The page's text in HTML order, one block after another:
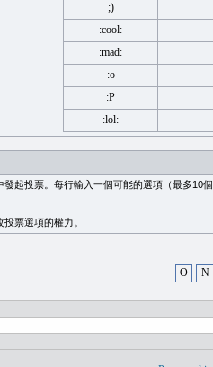
;)
:cool:
:mad:
:o
:P
:lol:
起投票。每行輸入一個可能的選項（最多10
票選項的權力。
O N